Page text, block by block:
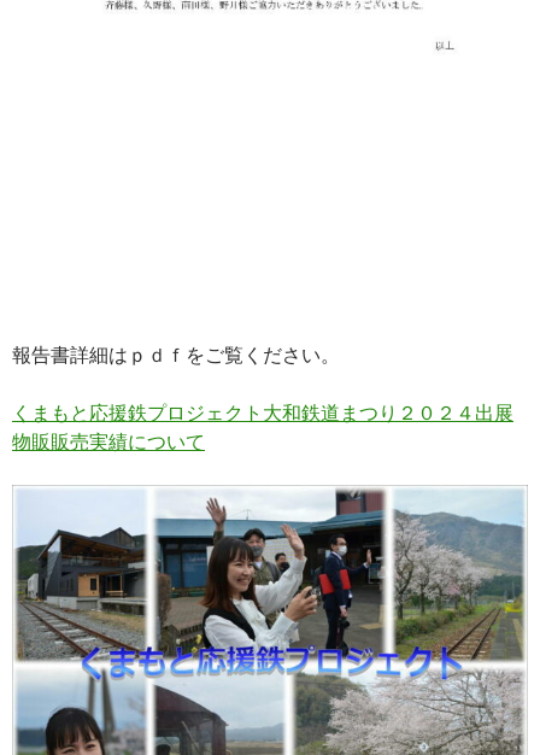
報告書詳細はｐｄｆをご覧ください。
くまもと応援鉄プロジェクト大和鉄道まつり２０２４出展
物販販売実績について